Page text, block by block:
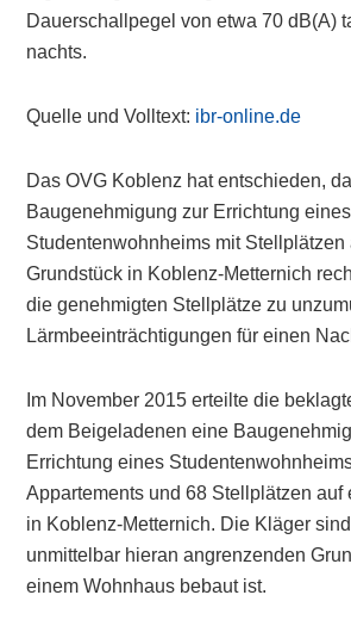
Dauerschallpegel von etwa 70 dB(A)
nachts.
Quelle und Volltext: ibr-online.de
Das OVG Koblenz hat entschieden,
Baugenehmigung zur Errichtung eines
Studentenwohnheims mit Stellplätzen
Grundstück in Koblenz-Metternich
die genehmigten Stellplätze zu
Lärmbeeinträchtigungen für einen
Im November 2015 erteilte die
dem Beigeladenen eine
Errichtung eines
Appartements und 68 Stellplätzen auf
in Koblenz-Metternich. Die Kläger
unmittelbar hieran angrenzenden
einem Wohnhaus bebaut ist.